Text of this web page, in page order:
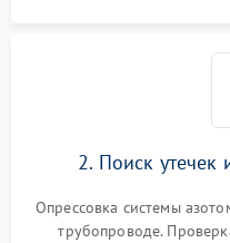
2. Поиск утечек
Опрессовка системы
трубопроводе.